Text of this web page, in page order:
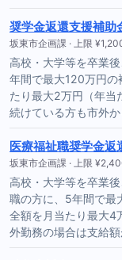
奨学金返還支援補助
坂東市企画課 · 上限
高校・大学等を卒業
年間で最大120万円の
たり最大2万円（年当
続けている方も市外
医療福祉職奨学金返
坂東市企画課 · 上限
高校・大学等を卒業
職の方に、5年間で最
全額を月当たり最大4
外勤務の場合は支給